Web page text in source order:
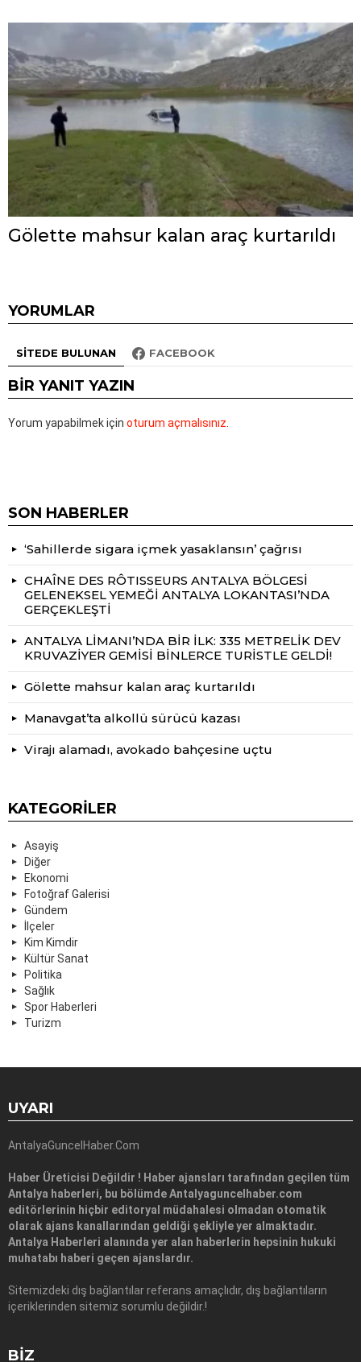
Gölette mahsur kalan araç kurtarıldı
YORUMLAR
SITEDE BULUNAN FACEBOOK
BIR YANIT YAZIN
Yorum yapabilmek için oturum açmalısınız
SON HABERLER
‘Sahillerde sigara içmek yasaklansın’ çağrısı
CHAÎNE DES RÔTISSEURS ANTALYA BÖLGESİ
GELENEKSEL YEMEĞİ ANTALYA LOKANTASI’NDA
GERÇEKLEŞTİ
ANTALYA LİMANI’NDA BİR İLK: 335 METRELİK DEV
KRUVAZİYER GEMİSİ BİNLERCE TURİSTLE GELDİ!
Gölette mahsur kalan araç kurtarıldı
Manavgat’ta alkollü sürücü kazası
Virajı alamadı, avokado bahçesine uçtu
KATEGORILER
Asayiş
Diğer
Ekonomi
Fotoğraf Galerisi
Gündem
İlçeler
Kim Kimdir
Kültür Sanat
Politika
Sağlık
Spor Haberleri
Turizm
UYARI
AntalyaGuncelHaber.Com
Haber Üreticisi Değildir ! Haber ajansları tarafından geçilen tüm
Antalya haberleri, bu bölümde Antalyaguncelhaber.com
editörlerinin hiçbir editoryal müdahalesi olmadan otomatik
olarak ajans kanallarından geldiği şekliyle yer almaktadır.
Antalya Haberleri alanında yer alan haberlerin hepsinin hukuki
muhatabı haberi geçen ajanslardır.
Sitemizdeki dış bağlantılar referans amaçlıdır, dış bağlantıların
içeriklerinden sitemiz sorumlu değildir.!
BIZ